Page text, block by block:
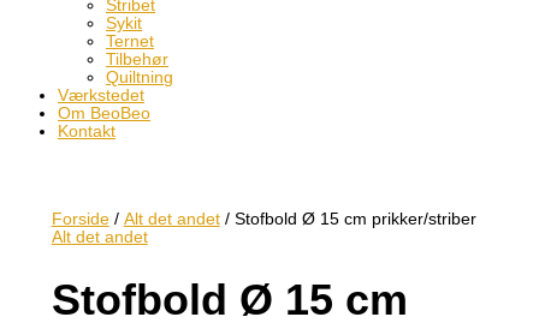
Stribet
Sykit
Ternet
Tilbehør
Quiltning
Værkstedet
Om BeoBeo
Kontakt
Forside/ Alt det andet/ Stofbold Ø 15 cm prikker/striber
Alt det andet
Stofbold Ø 15 cm